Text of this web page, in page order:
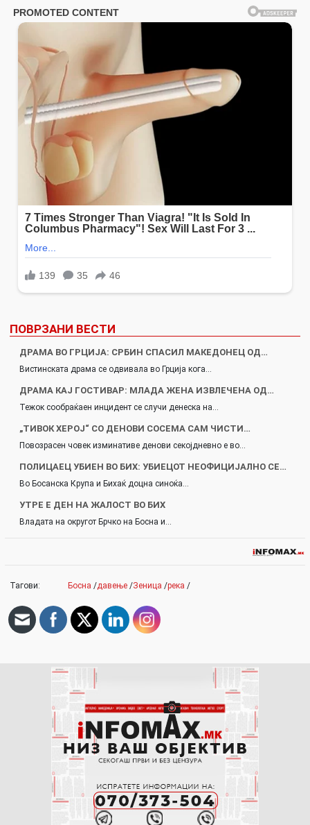
ПОВРЗАНИ ВЕСТИ
ДРАМА ВО ГРЦИЈА: СРБИН СПАСИЛ МАКЕДОНЕЦ ОД…
Вистинската драма се одвивала во Грција кога…
ДРАМА КАЈ ГОСТИВАР: МЛАДА ЖЕНА ИЗВЛЕЧЕНА ОД…
Тежок сообраќаен инцидент се случи денеска на…
„ТИВОК ХЕРОЈ“ СО ДЕНОВИ СОСЕМА САМ ЧИСТИ…
Повозрасен човек изминативе денови секојдневно е во…
ПОЛИЦАЕЦ УБИЕН ВО БИХ: УБИЕЦОТ НЕОФИЦИЈАЛНО СЕ…
Во Босанска Крупа и Бихаќ доцна синоќа…
УТРЕ Е ДЕН НА ЖАЛОСТ ВО БИХ
Владата на округот Брчко на Босна и…
Тагови: Босна /давење /Зеница /река /